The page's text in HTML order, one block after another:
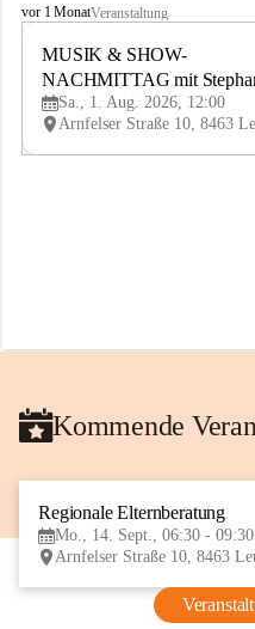
K
vor 1 MonatVeranstaltung
MUSIK & SHOW-
NACHMITTAG mit
Herzog
Sa., 1. Aug. 2026, 12:00
Kommende
Regionale Elternberatung
Mo., 14. Sept., 06:30 - 09:30
Arnfelser Straße 10, 8463